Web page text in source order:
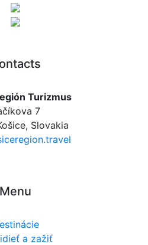
Turizmus
7
Slovakia
Menu
a zažiť